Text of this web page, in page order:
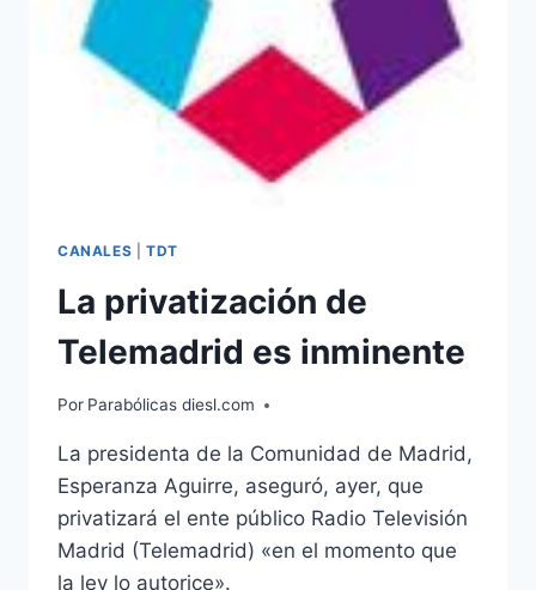
CANALES TDT
La privatización de
Telemadrid es inminente
Por Parabólicas diesl.com
La presidenta de la Comunidad de Madrid,
Esperanza Aguirre, aseguró, ayer, que
privatizará el ente público Radio Televisión
Madrid (Telemadrid) «en el momento que
la ley lo autorice».